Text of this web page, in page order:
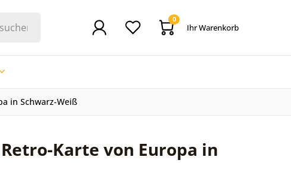
0
Ihr Warenkorb
in Schwarz-Weiß
Karte von Europa in